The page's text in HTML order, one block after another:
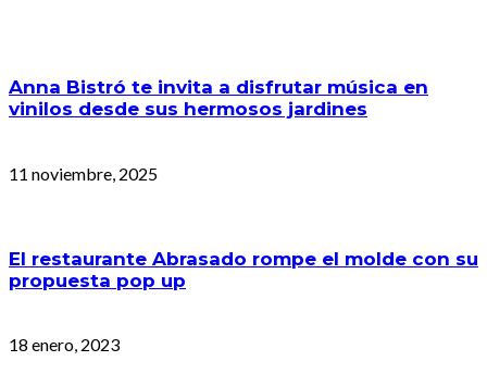
Anna Bistró te invita a disfrutar música en
vinilos desde sus hermosos jardines
11 noviembre, 2025
El restaurante Abrasado rompe el molde con su
propuesta pop up
18 enero, 2023